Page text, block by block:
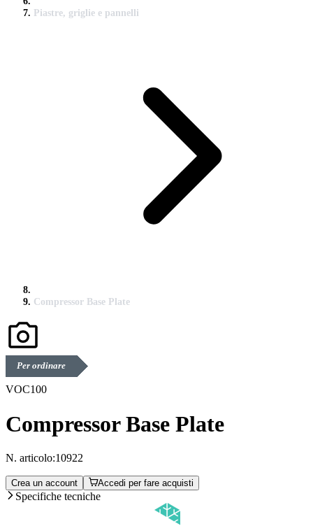
Piastre, griglie e pannelli
Compressor Base Plate
Per ordinare
VOC100
Compressor Base Plate
N. articolo:10922
Crea un account Accedi per fare acquisti
Specifiche tecniche